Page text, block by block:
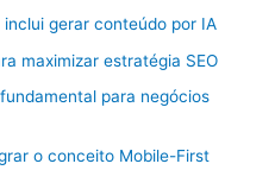
gerar conteúdo por IA
maximizar estratégia SEO
para negócios
o conceito Mobile-First